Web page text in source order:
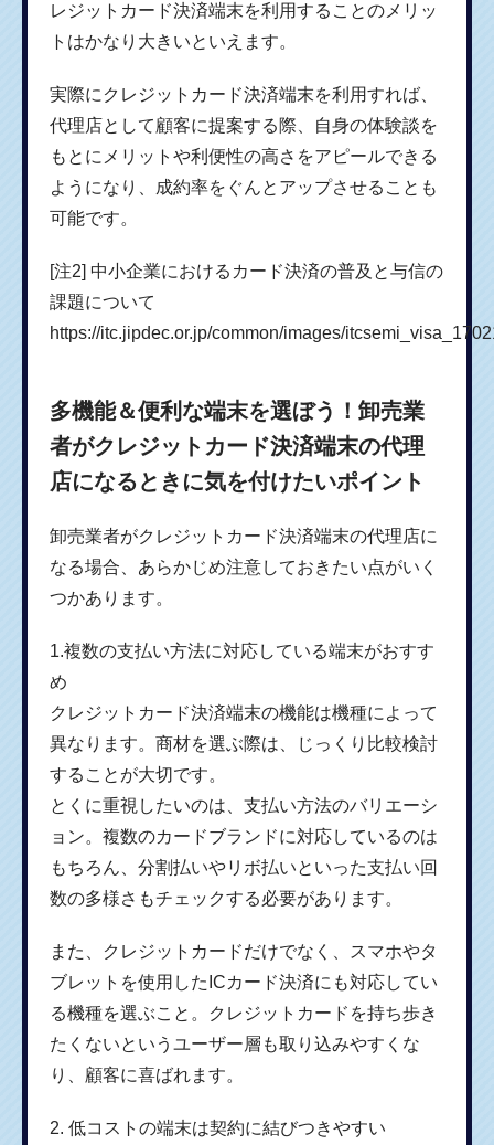
レジットカード決済端末を利用することのメリッ
トはかなり大きいといえます。
実際にクレジットカード決済端末を利用すれば、
代理店として顧客に提案する際、自身の体験談を
もとにメリットや利便性の高さをアピールできる
ようになり、成約率をぐんとアップさせることも
可能です。
[注2] 中小企業におけるカード決済の普及と与信の
課題について
https://itc.jipdec.or.jp/common/images/
多機能＆便利な端末を選ぼう！卸売業
者がクレジットカード決済端末の代理
店になるときに気を付けたいポイント
卸売業者がクレジットカード決済端末の代理店に
なる場合、あらかじめ注意しておきたい点がいく
つかあります。
1.複数の支払い方法に対応している端末がおすす
め
クレジットカード決済端末の機能は機種によって
異なります。商材を選ぶ際は、じっくり比較検討
することが大切です。
とくに重視したいのは、支払い方法のバリエーシ
ョン。複数のカードブランドに対応しているのは
もちろん、分割払いやリボ払いといった支払い回
数の多様さもチェックする必要があります。
また、クレジットカードだけでなく、スマホやタ
ブレットを使用したICカード決済にも対応してい
る機種を選ぶこと。クレジットカードを持ち歩き
たくないというユーザー層も取り込みやすくな
り、顧客に喜ばれます。
2. 低コストの端末は契約に結びつきやすい